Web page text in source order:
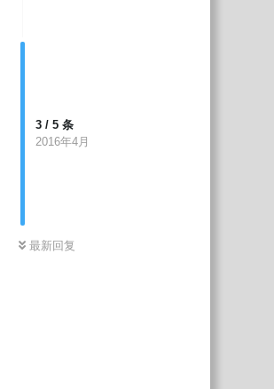
3 / 5 条
2016年4月
最新回复